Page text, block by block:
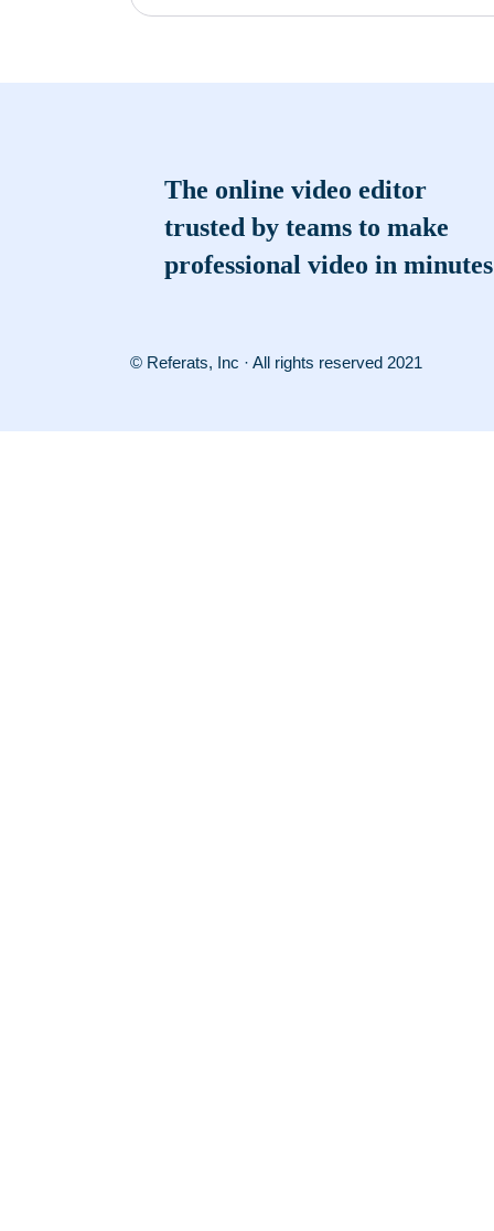
The online video editor
trusted by teams to make
professional video in minutes
© Referats, Inc · All rights reserved 2021